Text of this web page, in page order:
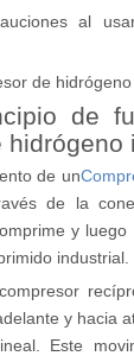
al
de
de
hidrógeno
de un
de la
y
industrial.
y hacia
Este